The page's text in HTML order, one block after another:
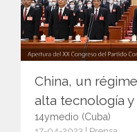
China, un
alta tecnología
14ymedio (Cuba)